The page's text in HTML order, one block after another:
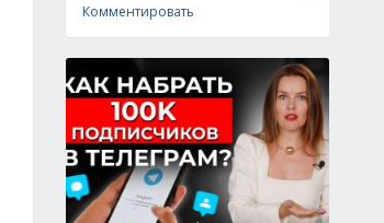
Комментировать